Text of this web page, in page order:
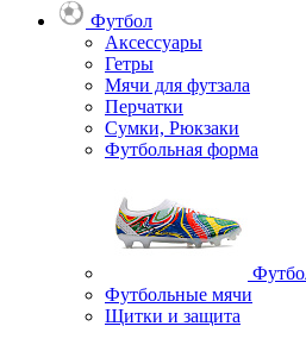
Футбол
Аксессуары
Гетры
Мячи для футзала
Перчатки
Сумки, Рюкзаки
Футбольная форма
Футбольные мячи
Щитки и защита